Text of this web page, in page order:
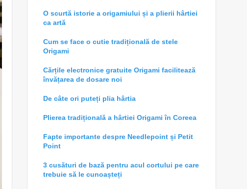
O scurtă istorie a origamiului și a plierii hârtiei
ca artă
Cum se face o cutie tradițională de stele
Origami
Cărțile electronice gratuite Origami facilitează
învățarea de dosare noi
De câte ori puteți plia hârtia
Plierea tradițională a hârtiei Origami în Coreea
Fapte importante despre Needlepoint și Petit
Point
3 cusături de bază pentru acul cortului pe care
trebuie să le cunoașteți